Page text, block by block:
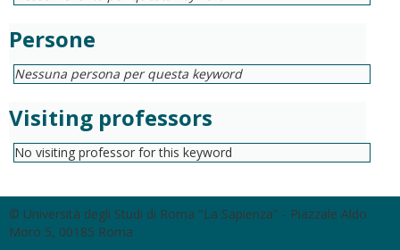
Persone
Nessuna persona per questa keyword
Visiting professors
No visiting professor for this keyword
© Università degli Studi di Roma "La Sapienza" - Piazzale Aldo
Moro 5, 00185 Roma